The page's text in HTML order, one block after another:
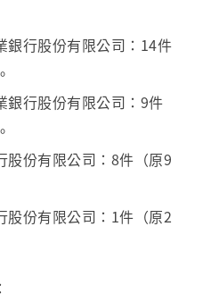
銀行股份有限公司：14件
銀行股份有限公司：9件
股份有限公司：8件（原9
股份有限公司：1件（原2